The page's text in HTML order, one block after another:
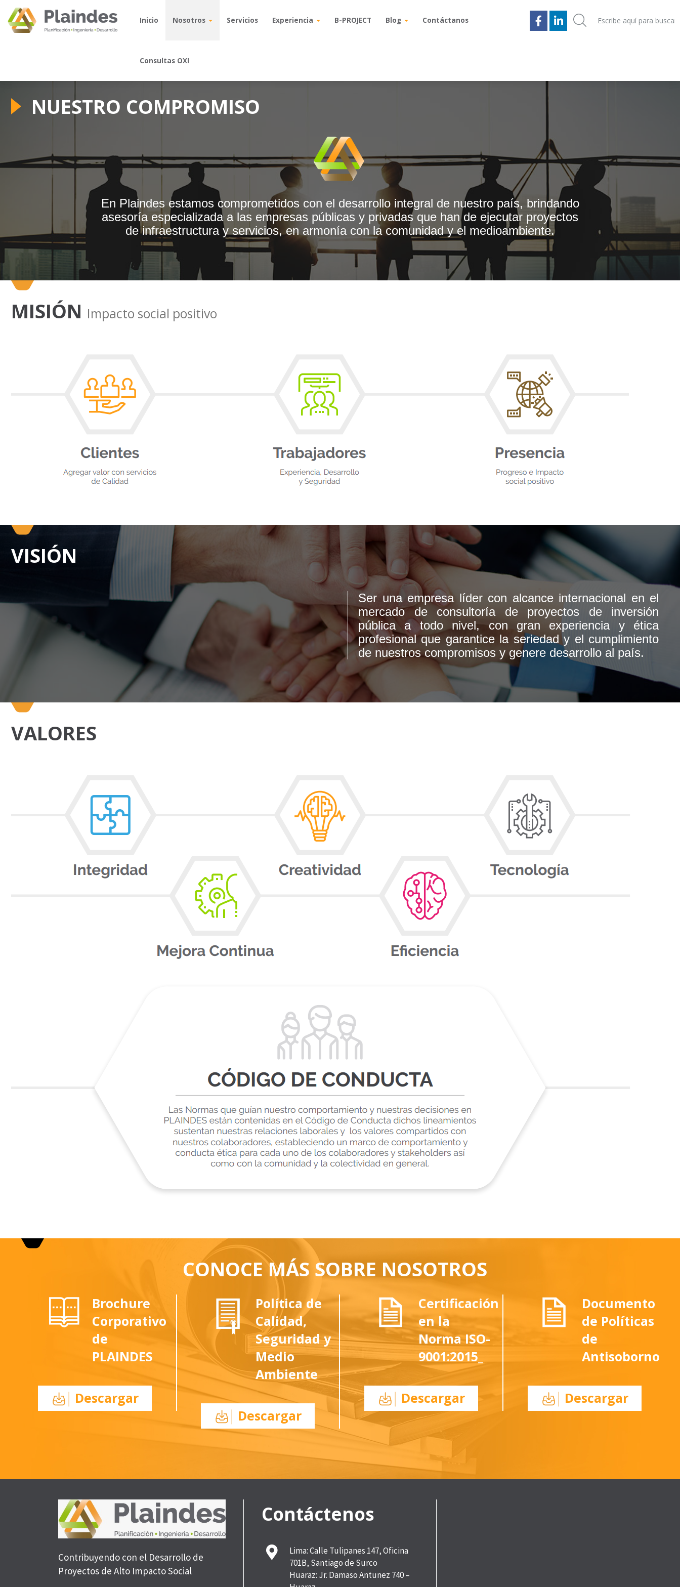
Inicio Nosotros Servicios Experiencia B-PROJECT Blog Contáctanos
Consultas OXI
Inicio Nosotros Servicios Experiencia B-PROJECT Blog Contáctanos
Consultas OXI
NUESTRO COMPROMISO
En Plaindes estamos comprometidos con el desarrollo integral de nuestro país, brindando
asesoría especializada a las empresas públicas y privadas que han de ejecutar proyectos
de infraestructura y servicios, en armonía con la comunidad y el medioambiente.
MISIÓN Impacto social positivo
VISIÓN
Ser una empresa líder con alcance internacional en el
mercado de consultoría de proyectos de inversión
pública a todo nivel, con gran experiencia y ética
profesional que garantice la seriedad y el cumplimiento
de nuestros compromisos y genere desarrollo al país.
VALORES
CONOCE MÁS SOBRE NOSOTROS
Brochure
Corporativo
de
PLAINDES
Descargar
Política de
Calidad,
Seguridad y
Medio
Ambiente
Descargar
Certificación
en la
Norma ISO-
9001:2015_
Descargar
Documento
de Políticas
de
Antisoborno
Descargar
Contribuyendo con el Desarrollo de
Proyectos de Alto Impacto Social
Contáctenos
Lima: Calle Tulipanes 147, Oficina
701B, Santiago de Surco
Huaraz: Jr. Damaso Antunez 740 –